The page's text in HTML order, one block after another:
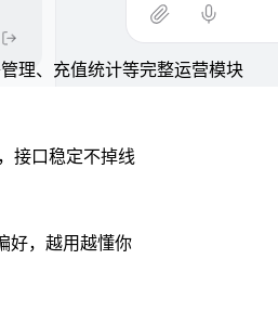
理、充值统计等完整运营模块
接口稳定不掉线
好，越用越懂你